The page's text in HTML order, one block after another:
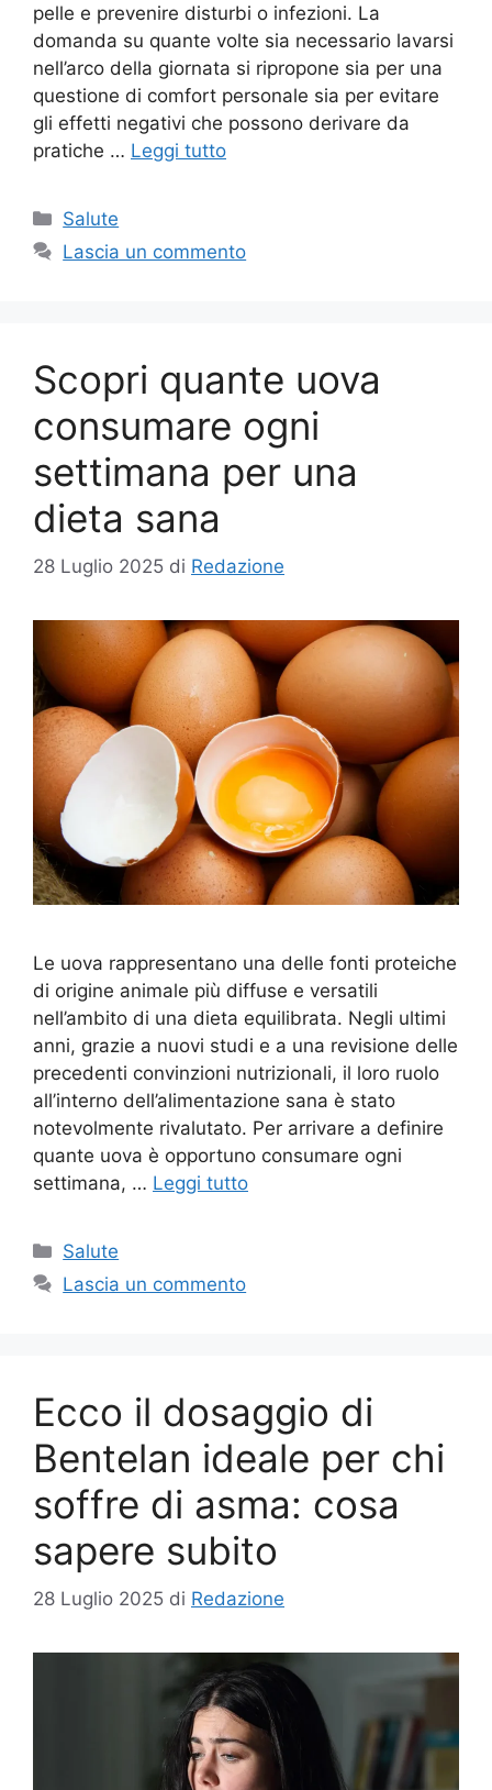
pelle e prevenire disturbi o infezioni. La
domanda su quante volte sia necessario lavarsi
nell’arco della giornata si ripropone sia per una
questione di comfort personale sia per evitare
gli effetti negativi che possono derivare da
pratiche … Leggi tutto
Categorie
Salute
Lascia un commento
Scopri quante uova
consumare ogni
settimana per una
dieta sana
28 Luglio 2025 di Redazione
Le uova rappresentano una delle fonti proteiche
di origine animale più diffuse e versatili
nell’ambito di una dieta equilibrata. Negli ultimi
anni, grazie a nuovi studi e a una revisione delle
precedenti convinzioni nutrizionali, il loro ruolo
all’interno dell’alimentazione sana è stato
notevolmente rivalutato. Per arrivare a definire
quante uova è opportuno consumare ogni
settimana, … Leggi tutto
Categorie
Salute
Lascia un commento
Ecco il dosaggio di
Bentelan ideale per chi
soffre di asma: cosa
sapere subito
28 Luglio 2025 di Redazione